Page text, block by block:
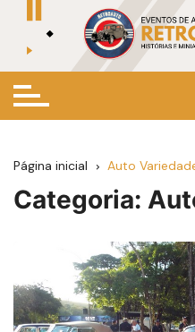
conteúdo
Página inicial Auto
Categoria: